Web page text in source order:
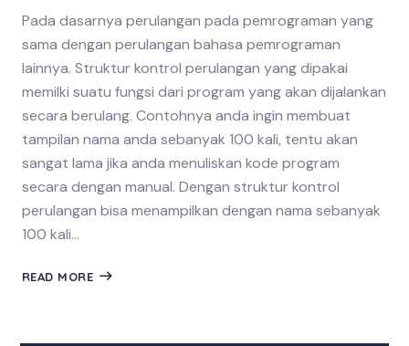
Pada dasarnya perulangan pada pemrograman yang
sama dengan perulangan bahasa pemrograman
lainnya. Struktur kontrol perulangan yang dipakai
memilki suatu fungsi dari program yang akan dijalankan
secara berulang. Contohnya anda ingin membuat
tampilan nama anda sebanyak 100 kali, tentu akan
sangat lama jika anda menuliskan kode program
secara dengan manual. Dengan struktur kontrol
perulangan bisa menampilkan dengan nama sebanyak
100 kali...
READ MORE